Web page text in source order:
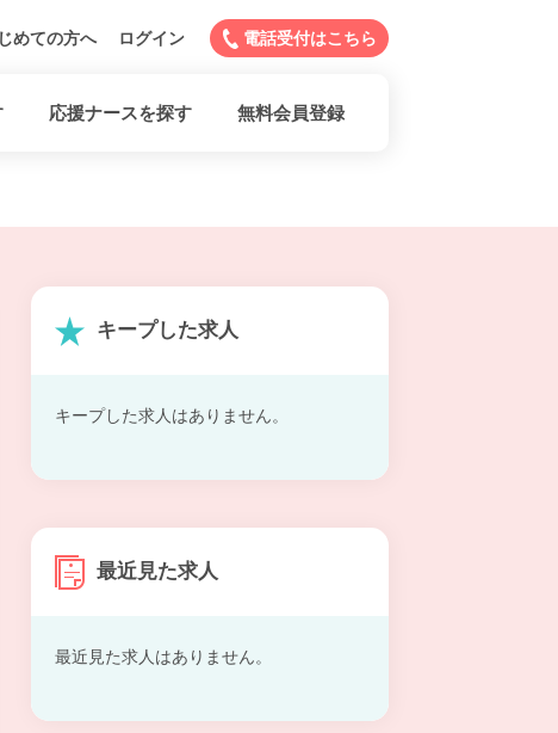
めての方へ ログイン 電話受付はこちら
応援ナースを探す 無料会員登録
キープした求人
キープした求人はありません。
最近見た求人
最近見た求人はありません。